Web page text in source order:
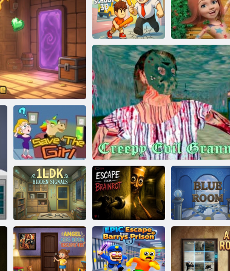
Iskolás: Menekülés a szülők elől!
Menekülés a
furcsa lányok
házából 2
House Escape
Menekülés a
3D-s iskolából
100 ajtó játék
elmenekül az
iskolából
Hátborzongató gonosz nagyi
Mentsd meg a
lányt
1LDK rejtett
jelek
Menekülés a
Brainrot elől
Kék szoba